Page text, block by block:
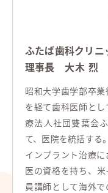
ふたば歯科クリ
理事長 大木 烈
昭和大学歯学部卒
を経て歯科医師と
療法人社団雙葉会
て、医院を統括する。
インプラント治療
医の資格を持ち、
員講師として海外